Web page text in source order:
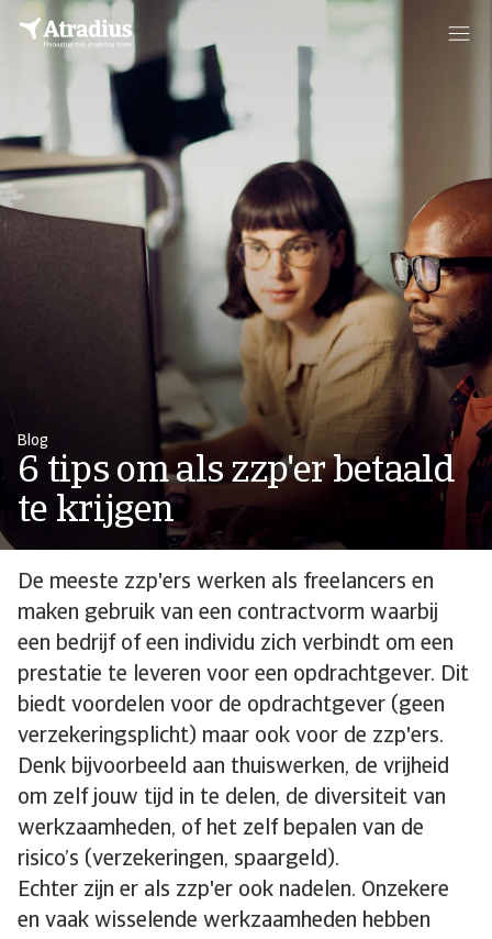
Blog
6 tips om als zzp'er betaald
te krijgen
De meeste zzp'ers werken als freelancers en
maken gebruik van een contractvorm waarbij
een bedrijf of een individu zich verbindt om een
prestatie te leveren voor een opdrachtgever. Dit
biedt voordelen voor de opdrachtgever (geen
verzekeringsplicht) maar ook voor de zzp'ers.
Denk bijvoorbeeld aan thuiswerken, de vrijheid
om zelf jouw tijd in te delen, de diversiteit van
werkzaamheden, of het zelf bepalen van de
risico’s (verzekeringen, spaargeld).
Echter zijn er als zzp'er ook nadelen. Onzekere
en vaak wisselende werkzaamheden hebben